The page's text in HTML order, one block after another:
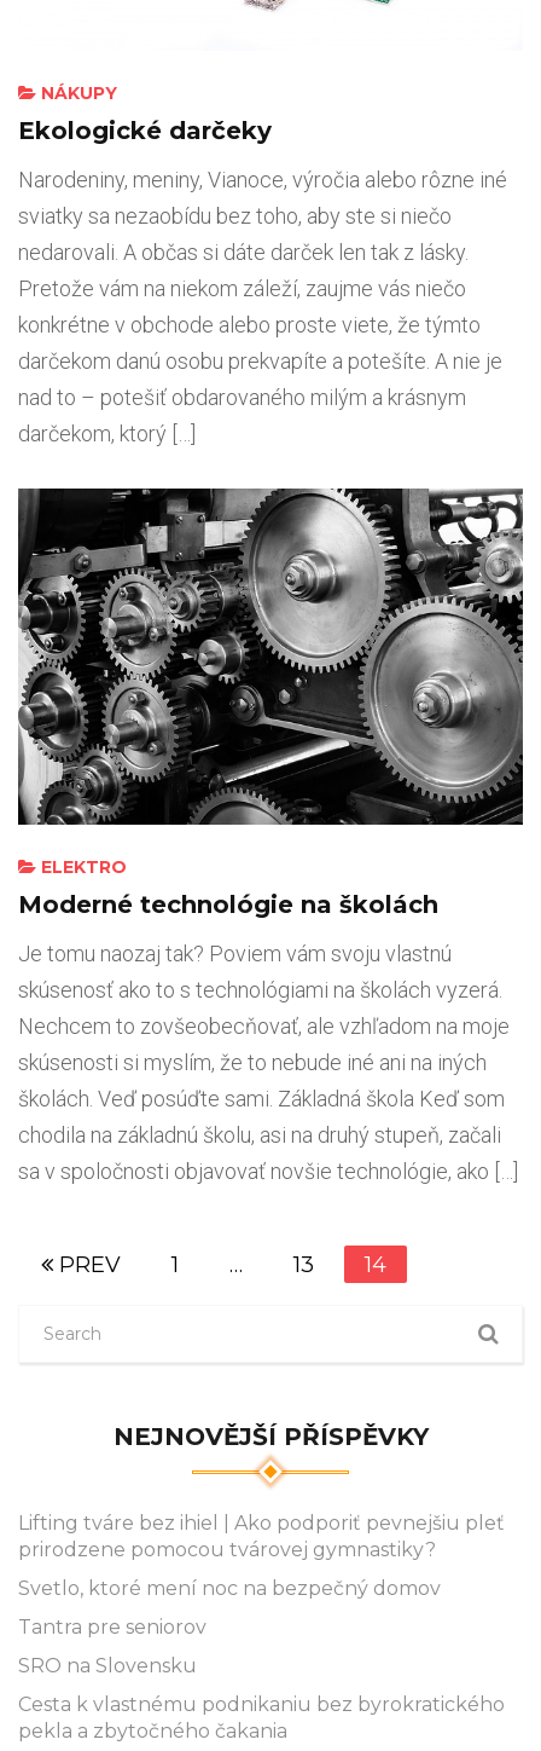
NÁKUPY
Ekologické darčeky
Narodeniny, meniny, Vianoce, výročia alebo rôzne iné
sviatky sa nezaobídu bez toho, aby ste si niečo
nedarovali. A občas si dáte darček len tak z lásky.
Pretože vám na niekom záleží, zaujme vás niečo
konkrétne v obchode alebo proste viete, že týmto
darčekom danú osobu prekvapíte a potešíte. A nie je
nad to – potešiť obdarovaného milým a krásnym
darčekom, ktorý […]
ELEKTRO
Moderné technológie na školách
Je tomu naozaj tak? Poviem vám svoju vlastnú
skúsenosť ako to s technológiami na školách vyzerá.
Nechcem to zovšeobecňovať, ale vzhľadom na moje
skúsenosti si myslím, že to nebude iné ani na iných
školách. Veď posúďte sami. Základná škola Keď som
chodila na základnú školu, asi na druhý stupeň, začali
sa v spoločnosti objavovať novšie technológie, ako […]
PREV 1 … 13 14
NEJNOVĚJŠÍ PŘÍSPĚVKY
Lifting tváre bez ihiel | Ako podporiť pevnejšiu pleť
prirodzene pomocou tvárovej gymnastiky?
Svetlo, ktoré mení noc na bezpečný domov
Tantra pre seniorov
SRO na Slovensku
Cesta k vlastnému podnikaniu bez byrokratického
pekla a zbytočného čakania